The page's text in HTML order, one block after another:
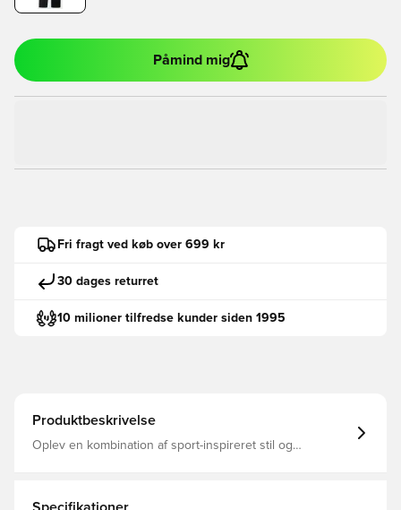
Påmind mig
Fri fragt ved køb over 699 kr
30 dages returret
10 milioner tilfredse kunder siden 1995
Produktbeskrivelse
Oplev en kombination af sport-inspireret stil og
sved og fordeler den for en afkølet, tør og distraktionsfri